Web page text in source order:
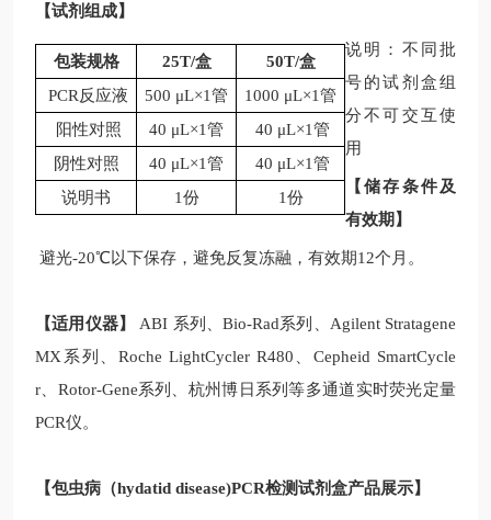
【试剂组成】
包装规格 25T/盒 50T/盒
PCR反应液
500 μL×1管
1000 μL×1管
阳性对照
40 μL×1管
40 μL×1管
阴性对照
40 μL×1管
40 μL×1管
说明书
1份 1份
说明：不同批
号的试剂盒组
分不可交互使
用
【储存条件及
有效期】
避光-20℃以下保存，避免反复冻融，有效期12个月。
【适用仪器】
ABI 系列、Bio-Rad系列、Agilent Stratagene
MX系列、Roche LightCycler R480、Cepheid SmartCycle
r、Rotor-Gene系列、杭州博日系列等多通道实时荧光定量
PCR仪。
【包虫病（hydatid disease)PCR检测试剂盒产品展示】